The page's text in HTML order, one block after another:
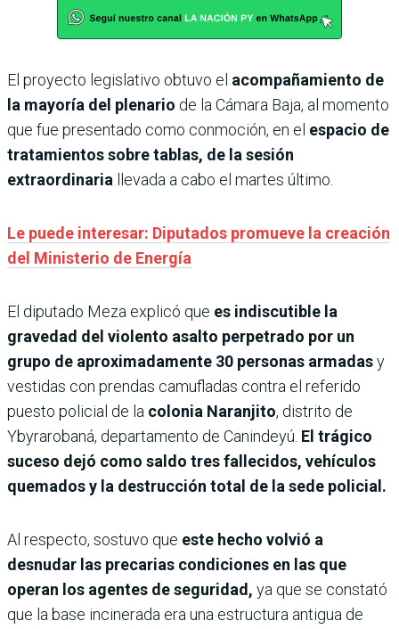
El proyecto legislativo obtuvo el acompañamiento de
la mayoría del plenario de la Cámara Baja, al momento
que fue presentado como conmoción, en el espacio de
tratamientos sobre tablas, de la sesión
extraordinaria
llevada a cabo el martes último.
Le puede interesar: Diputados promueve la creación
del Ministerio de Energía
El diputado Meza explicó que es indiscutible la
gravedad del violento asalto perpetrado por un
grupo de aproximadamente 30 personas armadasy
vestidas con prendas camufladas contra el referido
puesto policial de la colonia Naranjito, distrito de
Ybyrarobaná, departamento de Canindeyú. El trágico
suceso dejó como saldo tres fallecidos, vehículos
quemados y la destrucción total de la sede policial.
Al respecto, sostuvo que este hecho volvió a
desnudar las precarias condiciones en las que
operan los agentes de seguridad, ya que se constató
que la base incinerada era una estructura antigua de